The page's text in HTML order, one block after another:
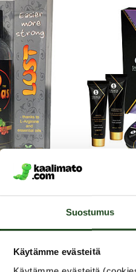
Suostumus
Käytämme evästeitä
2 x
lahjapakkaus